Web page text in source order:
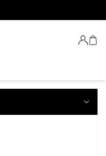
Giriş